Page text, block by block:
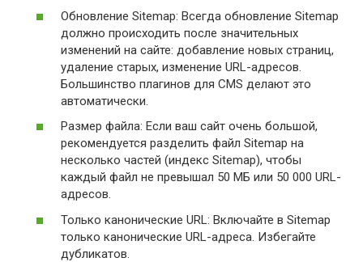
Обновление Sitemap: Всегда обновление Sitemap
должно происходить после значительных
изменений на сайте: добавление новых страниц,
удаление старых, изменение URL-адресов.
Большинство плагинов для CMS делают это
автоматически.
Размер файла: Если ваш сайт очень большой,
рекомендуется разделить файл Sitemap на
несколько частей (индекс Sitemap), чтобы
каждый файл не превышал 50 МБ или 50 000 URL-
адресов.
Только канонические URL: Включайте в Sitemap
только канонические URL-адреса. Избегайте
дубликатов.